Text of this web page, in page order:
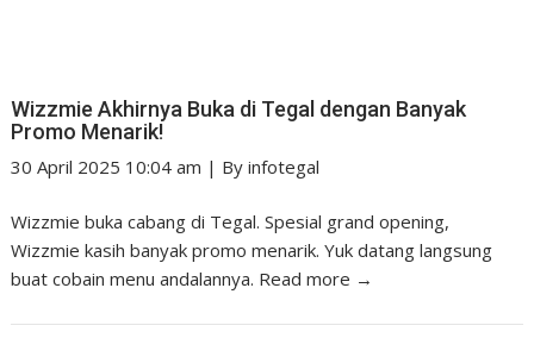
Wizzmie Akhirnya Buka di Tegal dengan Banyak
Promo Menarik!
30 April 2025 10:04 am | Byinfotegal
Wizzmie buka cabang di Tegal. Spesial grand opening,
Wizzmie kasih banyak promo menarik. Yuk datang langsung
buat cobain menu andalannya. Read more →